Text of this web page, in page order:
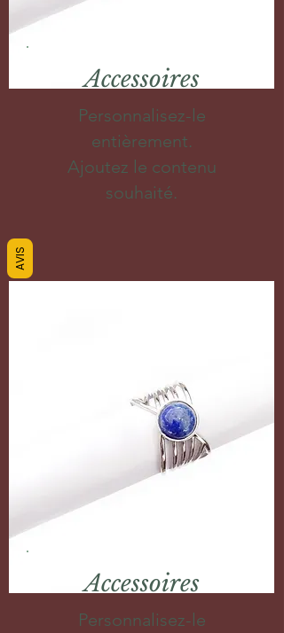
Accessoires
Personnalisez-le
entièrement.
Ajoutez le contenu
souhaité.
Accessoires
Personnalisez-le
AVIS